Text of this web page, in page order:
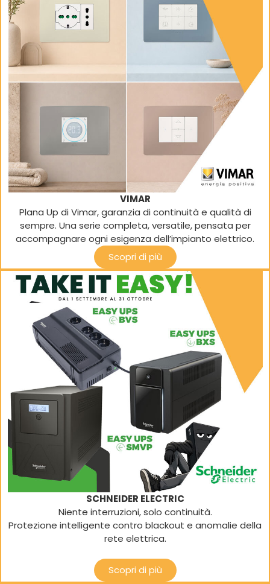
VIMAR
Plana Up di Vimar, garanzia di continuità e qualità di
sempre. Una serie completa, versatile, pensata per
accompagnare ogni esigenza dell’impianto elettrico.
Scopri di più
SCHNEIDER ELECTRIC
Niente interruzioni, solo continuità.
Protezione intelligente contro blackout e anomalie della
rete elettrica.
Scopri di più